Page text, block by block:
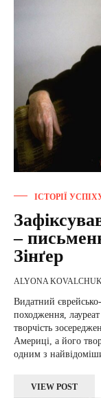
ІСТОРІЇ
–
Зінґер
ALYONA
Видатний
походження, лауреат
творчість
Америці, а його
одним з
VIEW POST